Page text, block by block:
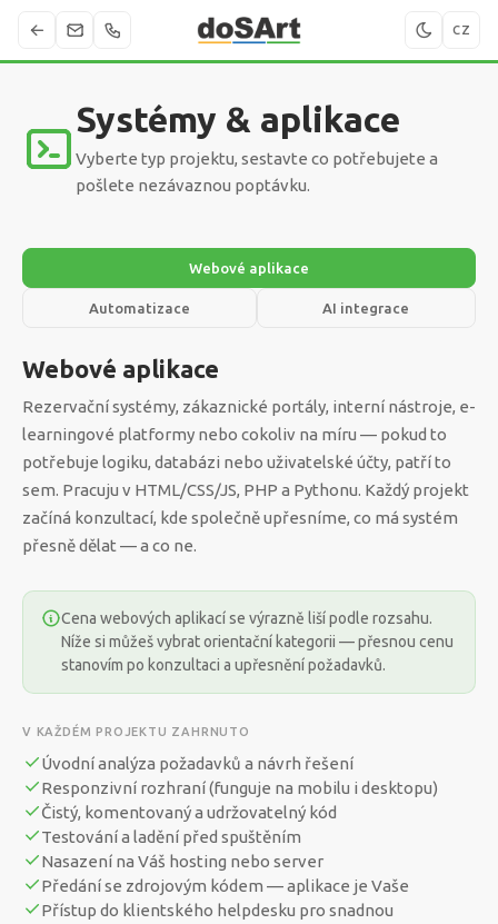
CZ
Systémy & aplikace
Vyberte typ projektu, sestavte co potřebujete a
pošlete nezávaznou poptávku.
Webové aplikace
Automatizace AI integrace
Webové aplikace
Rezervační systémy, zákaznické portály, interní nástroje, e-
learningové platformy nebo cokoliv na míru — pokud to
potřebuje logiku, databázi nebo uživatelské účty, patří to
sem. Pracuju v HTML/CSS/JS, PHP a Pythonu. Každý projekt
začíná konzultací, kde společně upřesníme, co má systém
přesně dělat — a co ne.
Cena webových aplikací se výrazně liší podle rozsahu.
Níže si můžeš vybrat orientační kategorii — přesnou cenu
stanovím po konzultaci a upřesnění požadavků.
V KAŽDÉM PROJEKTU ZAHRNUTO
Úvodní analýza požadavků a návrh řešení
Responzivní rozhraní (funguje na mobilu i desktopu)
Čistý, komentovaný a udržovatelný kód
Testování a ladění před spuštěním
Nasazení na Váš hosting nebo server
Předání se zdrojovým kódem — aplikace je Vaše
Přístup do klientského helpdesku pro snadnou